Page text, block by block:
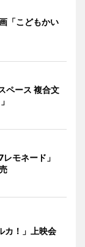
「こどもかい
ペース 複合文
」
レモネード」
カ！」上映会